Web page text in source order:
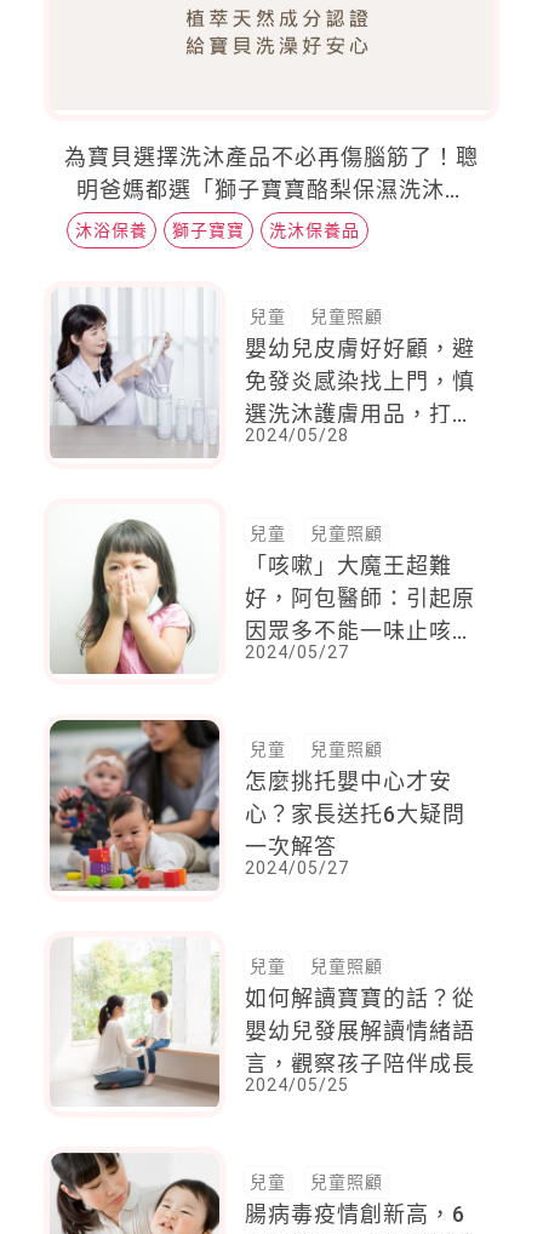
為寶貝選擇洗沐產品不必再傷腦筋了！聰
明爸媽都選「獅子寶寶酪梨保濕洗沐系
列」，植萃天然成分認證，給寶貝洗澡好
安心！
沐浴保養 獅子寶寶 洗沐保養品
兒童 兒童照顧
嬰幼兒皮膚好好顧，避
免發炎感染找上門，慎
選洗沐護膚用品，打造
保護力強的屏障
2024/05/28
兒童 兒童照顧
「咳嗽」大魔王超難
好，阿包醫師：引起原
因眾多不能一味止咳、
更別亂用藥水拿孩子健
2024/05/27
兒童 兒童照顧
怎麼挑托嬰中心才安
心？家長送托6大疑問
一次解答
2024/05/27
兒童 兒童照顧
如何解讀寶寶的話？從
嬰幼兒發展解讀情緒語
言，觀察孩子陪伴成長
2024/05/25
兒童 兒童照顧
腸病毒疫情創新高，6